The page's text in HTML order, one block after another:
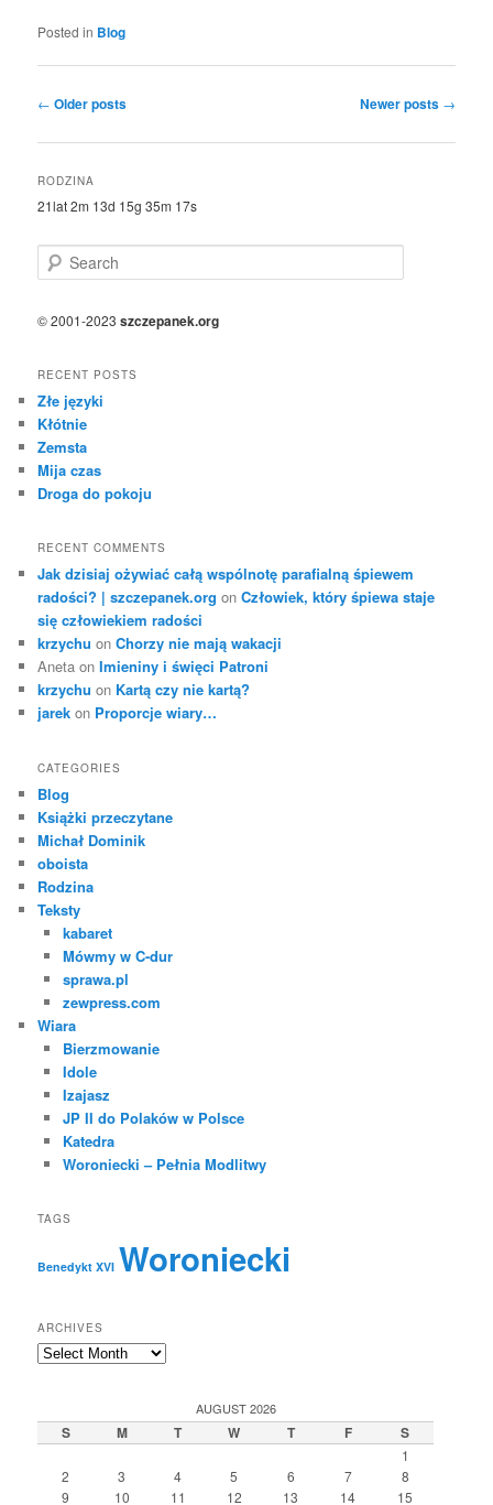
Posted in Blog
Post
← Older posts Newer posts →
RODZINA
21lat 2m 13d 15g 35m 17s
e
r© 2001-2023szczepanek.org
RECENT POSTS
Złe języki
Kłótnie
Zemsta
Mija czas
Droga do pokoju
RECENT COMMENTS
Jak dzisiaj ożywiać całą wspólnotę parafialną śpiewem
radości? | szczepanek.org onCzłowiek, który śpiewa staje
się człowiekiem radości
krzychu onChorzy nie mają wakacji
Aneta onImieniny i święci Patroni
krzychu on Kartą czy nie kartą?
jarek on Proporcje wiary…
CATEGORIES
Blog
Książki przeczytane
Michał Dominik
oboista
Rodzina
Teksty
kabaret
Mówmy w C-dur
sprawa.pl
zewpress.com
Wiara
Bierzmowanie
Idole
Izajasz
JP II do Polaków w Polsce
Katedra
Woroniecki – Pełnia Modlitwy
TAGS
Benedykt XVI Woroniecki
ARCHIVES
Archives
AUGUST 2026
S M T W T F S
1
2
3 4 5 6 7
8
9
10 11 12 13 14 15